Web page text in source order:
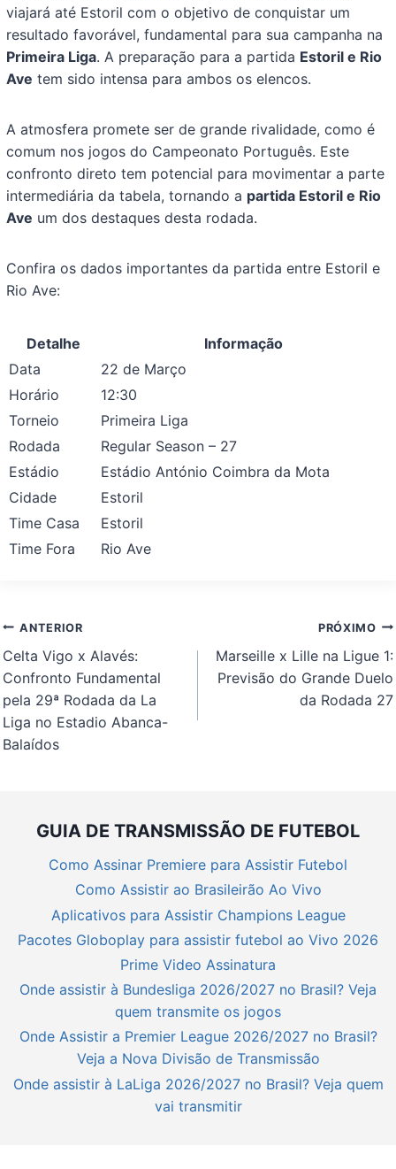
viajará até Estoril com o objetivo de conquistar um
resultado favorável, fundamental para sua campanha na
Primeira Liga. A preparação para a partida Estoril e Rio
Ave tem sido intensa para ambos os elencos.
A atmosfera promete ser de grande rivalidade, como é
comum nos jogos do Campeonato Português. Este
confronto direto tem potencial para movimentar a parte
intermediária da tabela, tornando a partida Estoril e Rio
Ave um dos destaques desta rodada.
Confira os dados importantes da partida entre Estoril e
Rio Ave:
Detalhe
Informação
Data
22 de Março
Horário
12:30
Torneio
Primeira Liga
Rodada
Regular Season – 27
Estádio
Estádio António Coimbra da Mota
Cidade
Estoril
Time Casa
Estoril
Time Fora
Rio Ave
Navegação
de
Post
ANTERIOR
Celta Vigo x Alavés:
Confronto Fundamental
pela 29ª Rodada da La
Liga no Estadio Abanca-
Balaídos
PRÓXIMO
Marseille x Lille na Ligue 1:
Previsão do Grande Duelo
da Rodada 27
GUIA DE TRANSMISSÃO DE FUTEBOL
Como Assinar Premiere para Assistir Futebol
Como Assistir ao Brasileirão Ao Vivo
Aplicativos para Assistir Champions League
Pacotes Globoplay para assistir futebol ao Vivo 2026
Prime Video Assinatura
Onde assistir à Bundesliga 2026/2027 no Brasil? Veja
quem transmite os jogos
Onde Assistir a Premier League 2026/2027 no Brasil?
Veja a Nova Divisão de Transmissão
Onde assistir à LaLiga 2026/2027 no Brasil? Veja quem
vai transmitir